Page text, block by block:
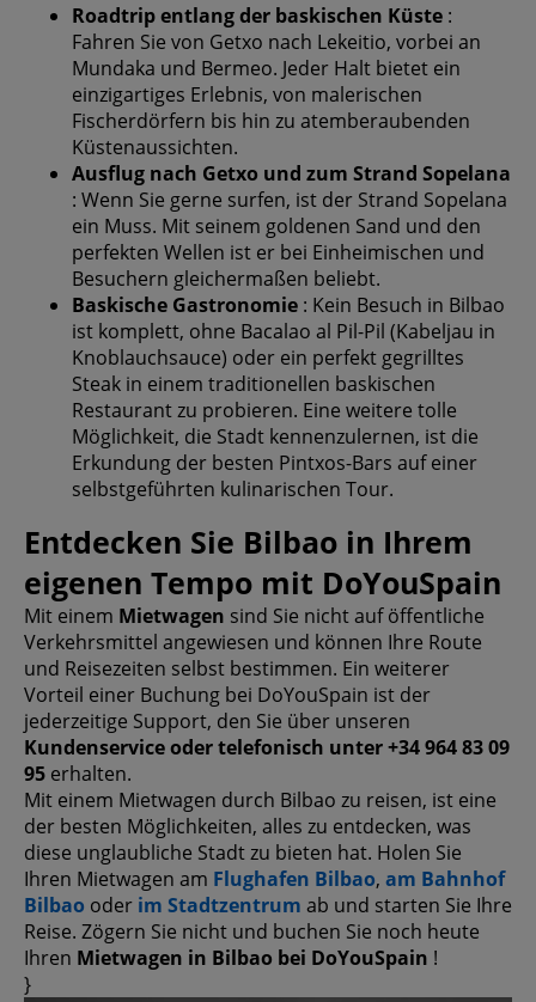
Roadtrip entlang der baskischen Küste :
Fahren Sie von Getxo nach Lekeitio, vorbei an
Mundaka und Bermeo. Jeder Halt bietet ein
einzigartiges Erlebnis, von malerischen
Fischerdörfern bis hin zu atemberaubenden
Küstenaussichten.
Ausflug nach Getxo und zum Strand Sopelana
: Wenn Sie gerne surfen, ist der Strand Sopelana
ein Muss. Mit seinem goldenen Sand und den
perfekten Wellen ist er bei Einheimischen und
Besuchern gleichermaßen beliebt.
Baskische Gastronomie : Kein Besuch in Bilbao
ist komplett, ohne Bacalao al Pil-Pil (Kabeljau in
Knoblauchsauce) oder ein perfekt gegrilltes
Steak in einem traditionellen baskischen
Restaurant zu probieren. Eine weitere tolle
Möglichkeit, die Stadt kennenzulernen, ist die
Erkundung der besten Pintxos-Bars auf einer
selbstgeführten kulinarischen Tour.
Entdecken Sie Bilbao in Ihrem
eigenen Tempo mit DoYouSpain
Mit einem Mietwagen sind Sie nicht auf öffentliche
Verkehrsmittel angewiesen und können Ihre Route
und Reisezeiten selbst bestimmen. Ein weiterer
Vorteil einer Buchung bei DoYouSpain ist der
jederzeitige Support, den Sie über unseren
Kundenservice oder telefonisch unter +34 964 83 09
95 erhalten.
Mit einem Mietwagen durch Bilbao zu reisen, ist eine
der besten Möglichkeiten, alles zu entdecken, was
diese unglaubliche Stadt zu bieten hat. Holen Sie
Ihren Mietwagen am Flughafen Bilbao, am Bahnhof
Bilbao oder im Stadtzentrum ab und starten Sie Ihre
Reise. Zögern Sie nicht und buchen Sie noch heute
Ihren Mietwagen in Bilbao bei DoYouSpain !
}